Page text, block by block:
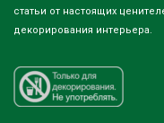
статьи от настоящих
декорирования интерьера.